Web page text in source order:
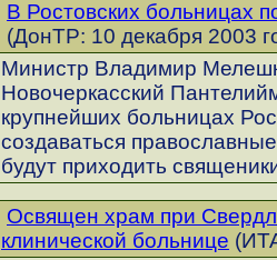
В Ростовских больницах
(ДонТР: 10 декабря 2003
Министр Владимир
Новочеркасский
крупнейших больницах
создаваться
будут приходить
Освящен храм при
клинической больнице